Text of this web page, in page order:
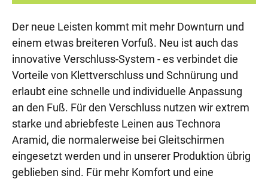
Der neue Leisten kommt mit mehr Downturn und
einem etwas breiteren Vorfuß. Neu ist auch das
innovative Verschluss-System - es verbindet die
Vorteile von Klettverschluss und Schnürung und
erlaubt eine schnelle und individuelle Anpassung
an den Fuß. Für den Verschluss nutzen wir extrem
starke und abriebfeste Leinen aus Technora
Aramid, die normalerweise bei Gleitschirmen
eingesetzt werden und in unserer Produktion übrig
geblieben sind. Für mehr Komfort und eine